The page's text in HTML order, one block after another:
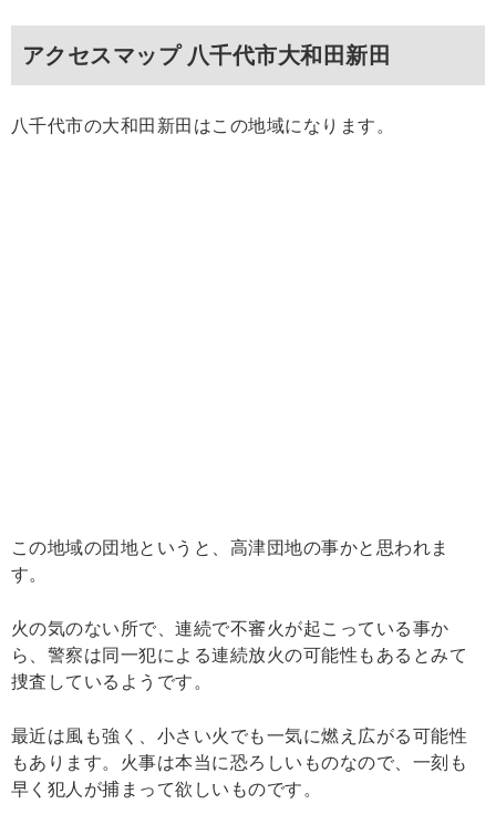
アクセスマップ 八千代市大和田新田
八千代市の大和田新田はこの地域になります。
この地域の団地というと、高津団地の事かと思われま
す。
火の気のない所で、連続で不審火が起こっている事か
ら、警察は同一犯による連続放火の可能性もあるとみて
捜査しているようです。
最近は風も強く、小さい火でも一気に燃え広がる可能性
もあります。火事は本当に恐ろしいものなので、一刻も
早く犯人が捕まって欲しいものです。